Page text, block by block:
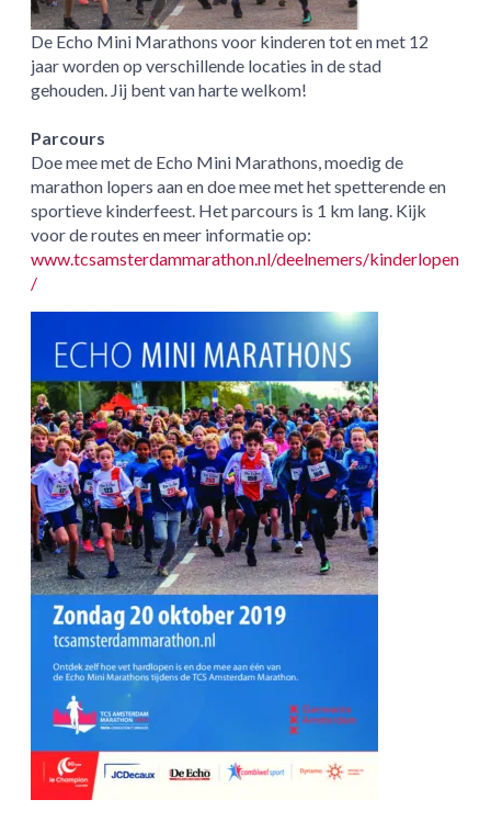
De Echo Mini Marathons voor kinderen tot en met 12
jaar worden op verschillende locaties in de stad
gehouden. Jij bent van harte welkom!
Parcours
Doe mee met de Echo Mini Marathons, moedig de
marathon lopers aan en doe mee met het spetterende en
sportieve kinderfeest. Het parcours is 1 km lang. Kijk
voor de routes en meer informatie op:
www.tcsamsterdammarathon.nl/deelnemers/kinderlopen
/